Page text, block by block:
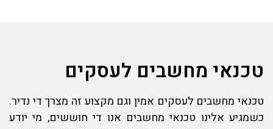
טכנאי מחשבים לעסקים
טכנאי מחשבים לעסקים אמין וגם מקצוע זה מצרך די נדיר.
כשמגיע אלינו טכנאי מחשבים אנו די חוששים, מי יודע